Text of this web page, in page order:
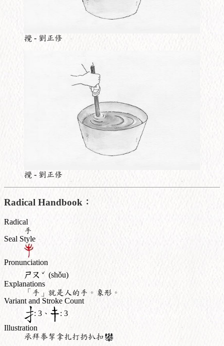
攪 - 劉正修
攪 - 劉正修
Radical Handbook：
Radical
手
Seal Style
Pronunciation
ㄕㄡ ˇ (shǒu)
Explanations
「手」就是人的手。象形。
Variant and Stroke Count
: 3、
: 3
Illustration
承拜拳挈拿扎打扔扒扣